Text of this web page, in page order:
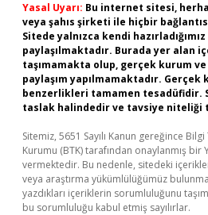
Yasal Uyarı: Bu internet sitesi,
veya şahıs şirketi ile hiçbir
Sitede yalnızca kendi
paylaşılmaktadır. Burada yer alan
taşımamakta olup, gerçek kurum
paylaşım yapılmamaktadır.
benzerlikleri tamamen tesadüfidir.
taslak halindedir ve tavsiye niteliği
Sitemiz, 5651 Sayılı Kanun gereğince
Kurumu (BTK) tarafından onaylanmış bir
vermektedir. Bu nedenle, sitedeki
veya araştırma yükümlülüğümüz
yazdıkları içeriklerin sorumluluğunu
bu sorumluluğu kabul etmiş sayılırlar.